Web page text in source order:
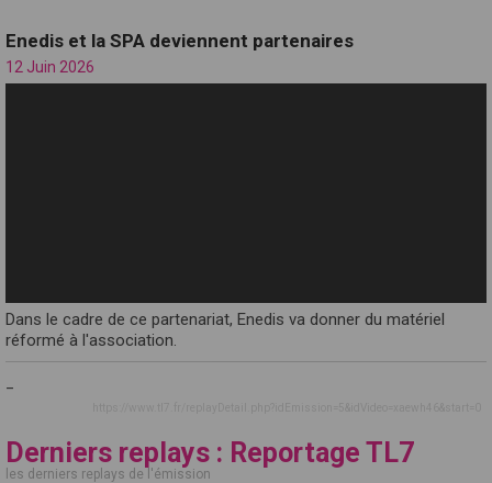
Enedis et la SPA deviennent partenaires
12 Juin 2026
Dans le cadre de ce partenariat, Enedis va donner du matériel
réformé à l'association.
Derniers replays : Reportage TL7
les derniers replays de l'émission